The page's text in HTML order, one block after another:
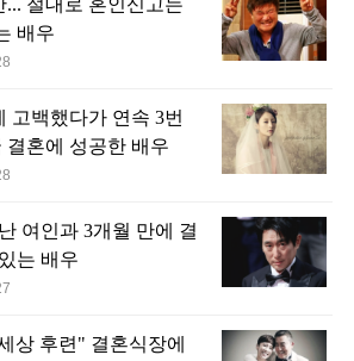
절대로 혼인신고는
배우
고백했다가 연속 3번
결혼에 성공한 배우
여인과 3개월 만에 결
는 배우
상 후련" 결혼식장에